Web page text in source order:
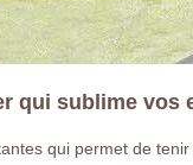
qui sublime vos
qui permet de